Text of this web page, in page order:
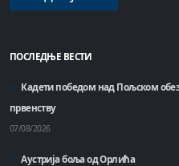
ПОСЛЕДЊЕ ВЕСТИ
Кадети победом над Пољском
првенству
07/08/2026
Аустрија боља од Орлића